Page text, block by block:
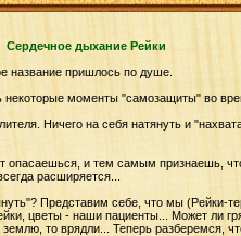
Сердечное дыхание Рейки
название пришлось по душе.
некоторые моменты "самозащиты" во
Ничего на себя натянуть и
и тем самым признаешь,
расширяется...
Представим себе, что мы (Рейки-
цветы - наши пациенты... Может ли
то врядли... Теперь разберемся,